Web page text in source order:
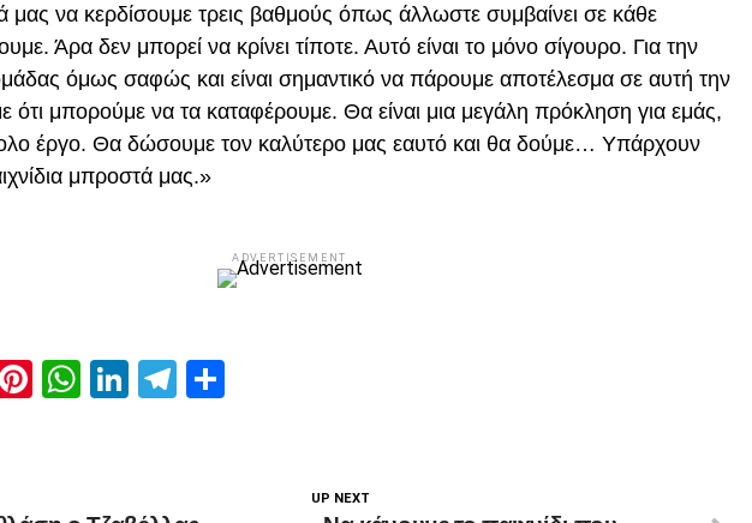
να κερδίσουμε τρεις βαθμούς όπως άλλωστε συμβαίνει σε κάθε
Άρα δεν μπορεί να κρίνει τίποτε. Αυτό είναι το μόνο σίγουρο. Για την
όμως σαφώς και είναι σημαντικό να πάρουμε αποτέλεσμα σε αυτή την
ότι μπορούμε να τα καταφέρουμε. Θα είναι μια μεγάλη πρόκληση για εμάς,
έργο. Θα δώσουμε τον καλύτερο μας εαυτό και θα δούμε… Υπάρχουν
μπροστά μας.»
ADVERTISEMENT
Pinterest
WhatsApp
LinkedIn
Telegram
UP NEXT